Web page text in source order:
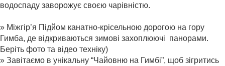
водоспаду заворожує своєю чарівністю.
» Міжгір’я Підйом канатно-крісельною дорогою на гору
Гимба, де відкриваються зимові захоплюючі панорами.
Беріть фото та відео техніку)
» Завітаємо в унікальну “Чайовню на Гимбі”, щоб зігритись